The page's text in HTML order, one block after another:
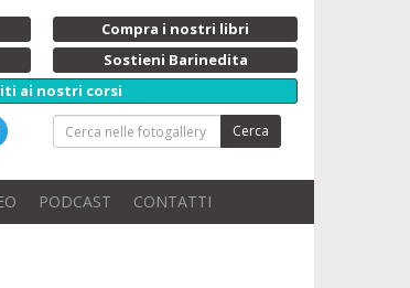
Compra i nostri libri
Sostieni Barinedita
ai nostri corsi
Cerca
PODCAST CONTATTI